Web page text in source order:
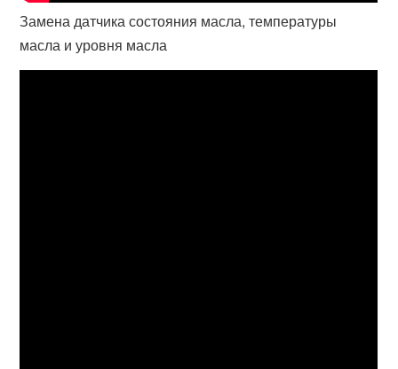
Замена датчика состояния масла, температуры
масла и уровня масла